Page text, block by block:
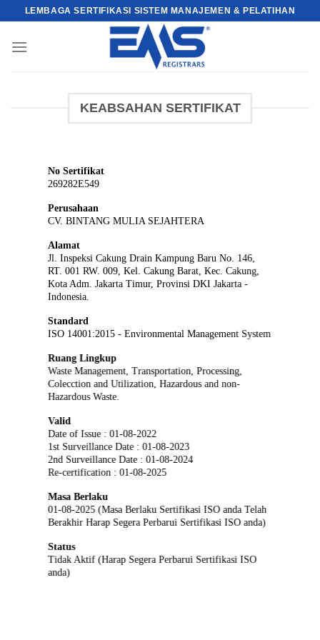
content
LEMBAGA SERTIFIKASI SISTEM MANAJEMEN & PELATIHAN
KEABSAHAN SERTIFIKAT
No Sertifikat
269282E549
Perusahaan
CV. BINTANG MULIA SEJAHTERA
Alamat
Jl. Inspeksi Cakung Drain Kampung Baru No. 146,
RT. 001 RW. 009, Kel. Cakung Barat, Kec. Cakung,
Kota Adm. Jakarta Timur, Provinsi DKI Jakarta -
Indonesia.
Standard
ISO 14001:2015 - Environmental Management System
Ruang Lingkup
Waste Management, Transportation, Processing,
Colecction and Utilization, Hazardous and non-
Hazardous Waste.
Valid
Date of Issue : 01-08-2022
1st Surveillance Date : 01-08-2023
2nd Surveillance Date : 01-08-2024
Re-certification : 01-08-2025
Masa Berlaku
01-08-2025 (Masa Berlaku Sertifikasi ISO anda Telah
Berakhir Harap Segera Perbarui Sertifikasi ISO anda)
Status
Tidak Aktif (Harap Segera Perbarui Sertifikasi ISO
anda)